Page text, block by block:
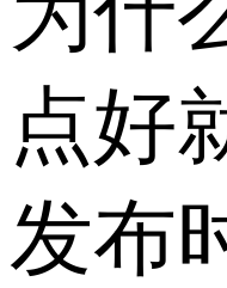
点好
发布